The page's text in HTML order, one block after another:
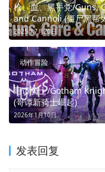
枪、血、黑手党/Guns,
and Cannoli (僵尸黑帮
斗！)
2025年7月20日
哥谭骑士/Gotham
(哥谭新骑士崛起)
2026年1月10日
动作冒险
发表回复